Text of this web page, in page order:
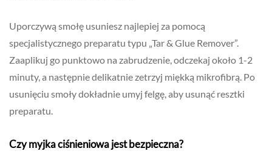
Uporczywą smołę usuniesz najlepiej za pomocą
specjalistycznego preparatu typu „Tar & Glue Remover”.
Zaaplikuj go punktowo na zabrudzenie, odczekaj około 1-2
minuty, a następnie delikatnie zetrzyj miękką mikrofibrą. Po
usunięciu smoły dokładnie umyj felgę, aby usunąć resztki
preparatu.
Czy myjka ciśnieniowa jest bezpieczna?